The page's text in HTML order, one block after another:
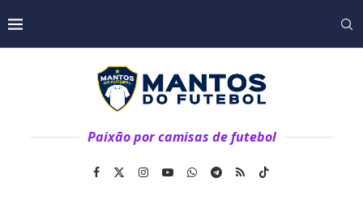
Paixão por camisas de futebol